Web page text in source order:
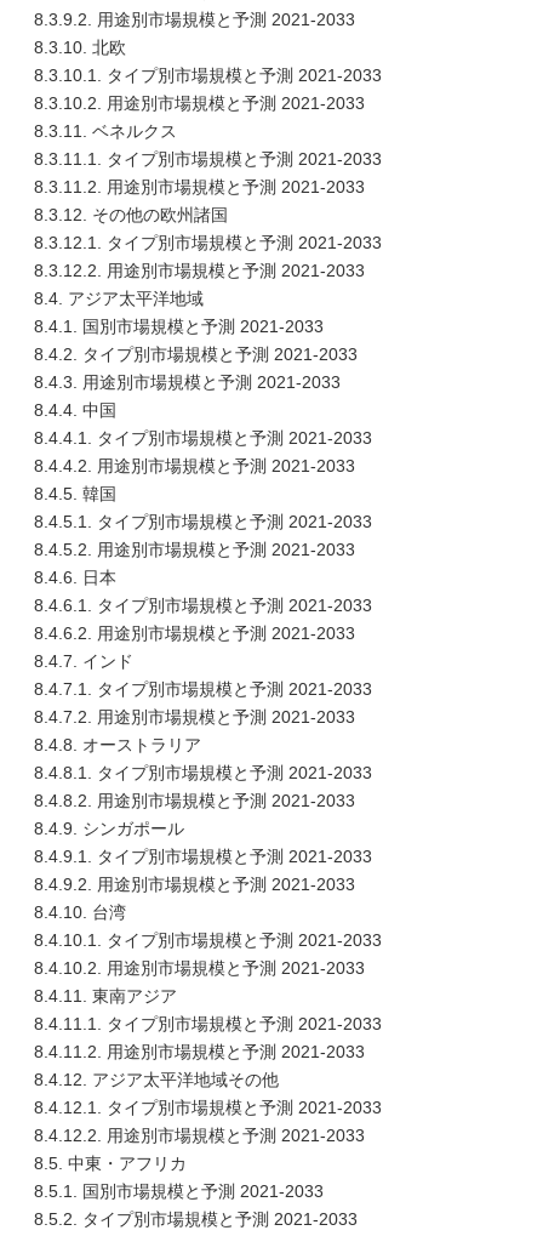
8.3.9.2. 用途別市場規模と予測 2021-2033
8.3.10. 北欧
8.3.10.1. タイプ別市場規模と予測 2021-2033
8.3.10.2. 用途別市場規模と予測 2021-2033
8.3.11. ベネルクス
8.3.11.1. タイプ別市場規模と予測 2021-2033
8.3.11.2. 用途別市場規模と予測 2021-2033
8.3.12. その他の欧州諸国
8.3.12.1. タイプ別市場規模と予測 2021-2033
8.3.12.2. 用途別市場規模と予測 2021-2033
8.4. アジア太平洋地域
8.4.1. 国別市場規模と予測 2021-2033
8.4.2. タイプ別市場規模と予測 2021-2033
8.4.3. 用途別市場規模と予測 2021-2033
8.4.4. 中国
8.4.4.1. タイプ別市場規模と予測 2021-2033
8.4.4.2. 用途別市場規模と予測 2021-2033
8.4.5. 韓国
8.4.5.1. タイプ別市場規模と予測 2021-2033
8.4.5.2. 用途別市場規模と予測 2021-2033
8.4.6. 日本
8.4.6.1. タイプ別市場規模と予測 2021-2033
8.4.6.2. 用途別市場規模と予測 2021-2033
8.4.7. インド
8.4.7.1. タイプ別市場規模と予測 2021-2033
8.4.7.2. 用途別市場規模と予測 2021-2033
8.4.8. オーストラリア
8.4.8.1. タイプ別市場規模と予測 2021-2033
8.4.8.2. 用途別市場規模と予測 2021-2033
8.4.9. シンガポール
8.4.9.1. タイプ別市場規模と予測 2021-2033
8.4.9.2. 用途別市場規模と予測 2021-2033
8.4.10. 台湾
8.4.10.1. タイプ別市場規模と予測 2021-2033
8.4.10.2. 用途別市場規模と予測 2021-2033
8.4.11. 東南アジア
8.4.11.1. タイプ別市場規模と予測 2021-2033
8.4.11.2. 用途別市場規模と予測 2021-2033
8.4.12. アジア太平洋地域その他
8.4.12.1. タイプ別市場規模と予測 2021-2033
8.4.12.2. 用途別市場規模と予測 2021-2033
8.5. 中東・アフリカ
8.5.1. 国別市場規模と予測 2021-2033
8.5.2. タイプ別市場規模と予測 2021-2033